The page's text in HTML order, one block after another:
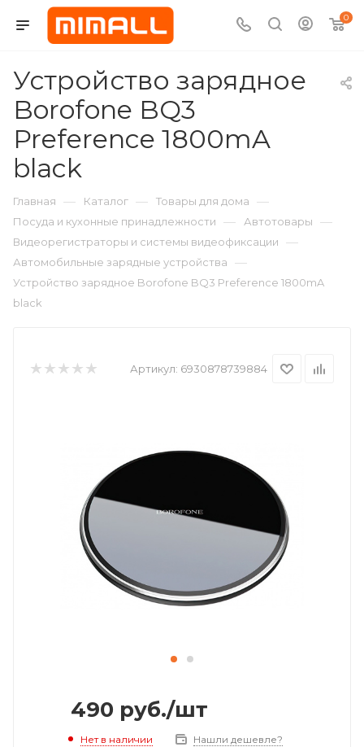
0
Устройство зарядное
Borofone BQ3
Preference 1800mA
black
Главная — Каталог — Товары для дома —
Посуда и кухонные принадлежности — Автотовары —
Видеорегистраторы и системы видеофиксации —
Автомобильные зарядные устройства —
Устройство зарядное Borofone BQ3 Preference 1800mA
black
Артикул: 6930878739884
490 руб./шт
Нет в наличии Нашли дешевле?